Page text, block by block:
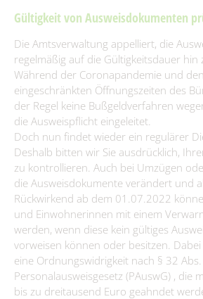
Spielplätze
Spenden & Sponsoring
Gültigkeit von Ausweisdokumenten
Die Amtsverwaltung appelliert, die
regelmäßig auf die Gültigkeitsdauer hin
Während der Coronapandemie und
eingeschränkten Öffnungszeiten des
der Regel keine Bußgeldverfahren
die Ausweispflicht eingeleitet.
Doch nun findet wieder ein regulärer
Deshalb bitten wir Sie ausdrücklich,
zu kontrollieren. Auch bei Umzügen
die Ausweisdokumente verändert und
Rückwirkend ab dem 01.07.2022
und Einwohnerinnen mit einem
werden, wenn diese kein gültiges
vorweisen können oder besitzen.
eine Ordnungswidrigkeit nach § 32
Personalausweisgesetz (PAuswG) , die
bis zu dreitausend Euro geahndet